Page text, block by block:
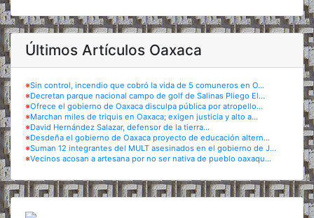
Últimos Artículos Oaxaca
※Sin control, incendio que cobró la vida de 5 comuneros en O...
※Decretan parque nacional campo de golf de Salinas Pliego El...
※Ofrece el gobierno de Oaxaca disculpa pública por atropello...
※Marchan miles de triquis en Oaxaca; exigen justicia y alto a...
※David Hernández Salazar, defensor de la tierra...
※Desdeña el gobierno de Oaxaca proyecto de educación altern...
※Suman 12 integrantes del MULT asesinados en el gobierno de J...
※Vecinos acosan a artesana por no ser nativa de pueblo oaxaqu...